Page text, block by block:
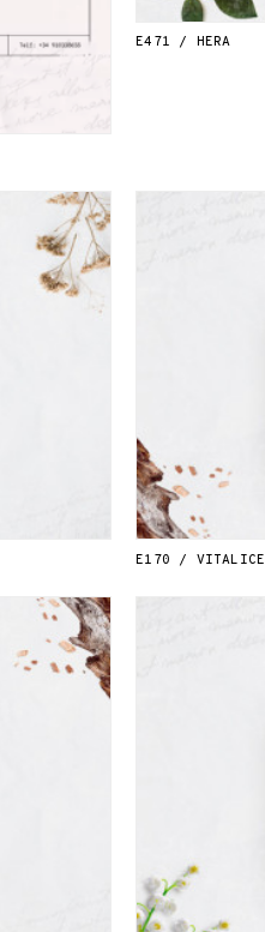
E471 / HERA
E170 / VITALICE